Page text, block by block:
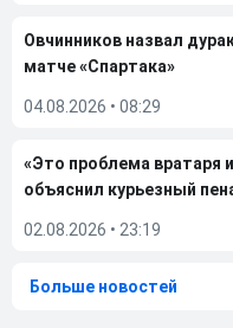
Овчинников назвал
матче «Спартака»
04.08.2026 • 08:29
«Это проблема вратаря
объяснил курьезный
02.08.2026 • 23:19
Больше новостей